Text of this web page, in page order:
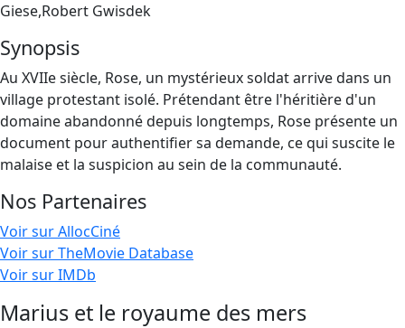
Giese,Robert Gwisdek
Synopsis
Au XVIIe siècle, Rose, un mystérieux soldat arrive dans un
village protestant isolé. Prétendant être l'héritière d'un
domaine abandonné depuis longtemps, Rose présente un
document pour authentifier sa demande, ce qui suscite le
malaise et la suspicion au sein de la communauté.
Nos Partenaires
Voir sur AllocCiné
Voir sur TheMovie Database
Voir sur IMDb
Marius et le royaume des mers